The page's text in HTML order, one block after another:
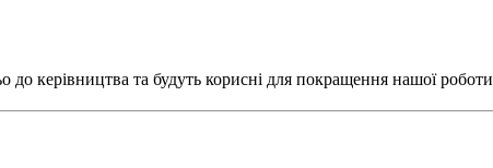
до керівництва та будуть корисні для покращення нашої роботи